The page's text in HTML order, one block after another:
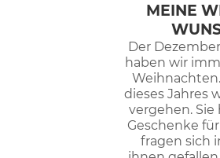
MEINE
Der
haben wir
dieses Jahres
vergehen.
Geschenke
fragen sich